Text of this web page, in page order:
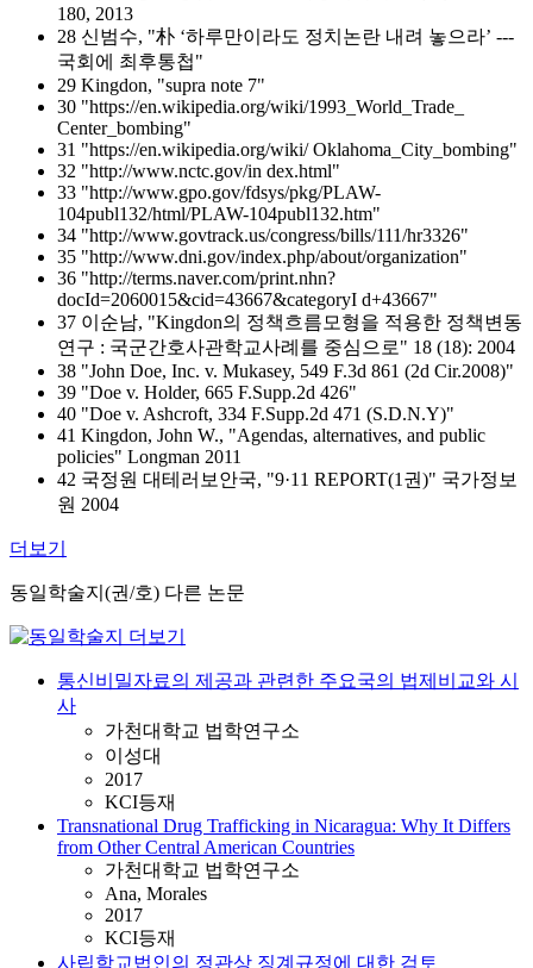
180, 2013
28 신범수, "朴 ‘하루만이라도 정치논란 내려 놓으라’ ---
국회에 최후통첩"
29 Kingdon, "supra note 7"
30 "https://en.wikipedia.org/wiki/1993_World_Trade_
Center_bombing"
31 "https://en.wikipedia.org/wiki/ Oklahoma_City_bombing"
32 "http://www.nctc.gov/in dex.html"
33 "http://www.gpo.gov/fdsys/pkg/PLAW-
104publ132/html/PLAW-104publ132.htm"
34 "http://www.govtrack.us/congress/bills/111/hr3326"
35 "http://www.dni.gov/index.php/about/organization"
36 "http://terms.naver.com/print.nhn?
docId=2060015&cid=43667&categoryI d+43667"
37 이순남, "Kingdon의 정책흐름모형을 적용한 정책변동
연구 : 국군간호사관학교사례를 중심으로" 18 (18): 2004
38 "John Doe, Inc. v. Mukasey, 549 F.3d 861 (2d Cir.2008)"
39 "Doe v. Holder, 665 F.Supp.2d 426"
40 "Doe v. Ashcroft, 334 F.Supp.2d 471 (S.D.N.Y)"
41 Kingdon, John W., "Agendas, alternatives, and public
policies" Longman 2011
42 국정원 대테러보안국, "9·11 REPORT(1권)" 국가정보
원 2004
더보기
동일학술지(권/호) 다른 논문
통신비밀자료의 제공과 관련한 주요국의 법제비교와 시
사
가천대학교 법학연구소
이성대
2017
KCI등재
Transnational Drug Trafficking in Nicaragua: Why It Differs
from Other Central American Countries
가천대학교 법학연구소
Ana, Morales
2017
KCI등재
사립학교법인의 정관상 징계규정에 대한 검토